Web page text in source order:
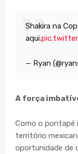
Shakira na
aqui.
— Ryan
A força
Como o pontapé
território
oportunidade de